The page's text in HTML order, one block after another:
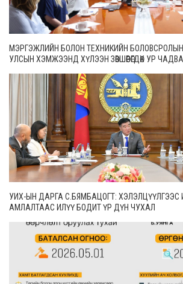
МЭРГЭЖЛИЙН БОЛОН ТЕХНИКИЙН БОЛОВСРОЛЫН
УЛСЫН ХЭМЖЭЭНД ХҮЛЭЭН ЗӨВШӨӨРӨГДӨХ УР
УИХ-ЫН ДАРГА С.БЯМБАЦОГТ: ХЭЛЭЛЦҮҮЛГЭЭС
АМЛАЛТААС ИЛҮҮ БОДИТ ҮР ДҮН ЧУХАЛ